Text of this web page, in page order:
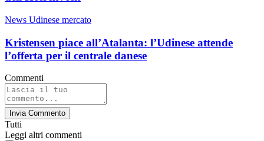
News Udinese mercato
Kristensen piace all’Atalanta: l’Udinese attende
l’offerta per il centrale danese
Commenti
Invia Commento
Tutti
Leggi altri commenti